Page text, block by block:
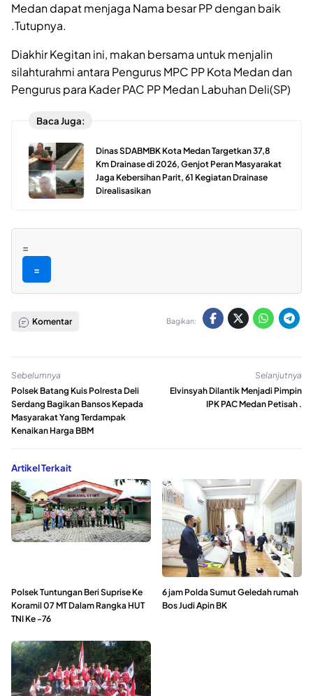
Medan dapat menjaga Nama besar PP dengan baik
.Tutupnya.
Diakhir Kegitan ini, makan bersama untuk menjalin
silahturahmi antara Pengurus MPC PP Kota Medan dan
Pengurus para Kader PAC PP Medan Labuhan Deli(SP)
Baca Juga:
Dinas SDABMBK Kota Medan Targetkan 37,8
Km Drainase di 2026, Genjot Peran Masyarakat
Jaga Kebersihan Parit, 61 Kegiatan Drainase
Direalisasikan
=
=
Komentar Bagikan:
Sebelumnya
Polsek Batang Kuis Polresta Deli
Serdang Bagikan Bansos Kepada
Masyarakat Yang Terdampak
Kenaikan Harga BBM
Selanjutnya
Elvinsyah Dilantik Menjadi Pimpin
IPK PAC Medan Petisah .
Artikel Terkait
Polsek Tuntungan Beri Suprise Ke
Koramil 07 MT Dalam Rangka HUT
TNI Ke -76
6 jam Polda Sumut Geledah rumah
Bos Judi Apin BK